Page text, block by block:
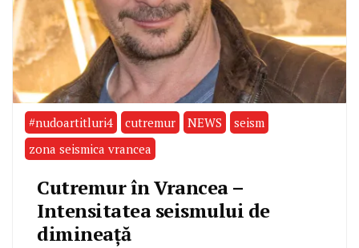
#nudoartitluri4 cutremur NEWS
seism
zona seismica vrancea
Cutremur în Vrancea –
Intensitatea seismului de
dimineață